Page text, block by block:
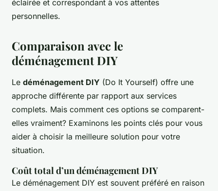
éclairée et correspondant à vos attentes
personnelles.
Comparaison avec le
déménagement DIY
Le déménagement DIY (Do It Yourself) offre une
approche différente par rapport aux services
complets. Mais comment ces options se comparent-
elles vraiment? Examinons les points clés pour vous
aider à choisir la meilleure solution pour votre
situation.
Coût total d’un déménagement DIY
Le déménagement DIY est souvent préféré en raison